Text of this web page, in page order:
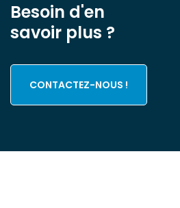
Besoin d'en
savoir plus ?
CONTACTEZ-NOUS !